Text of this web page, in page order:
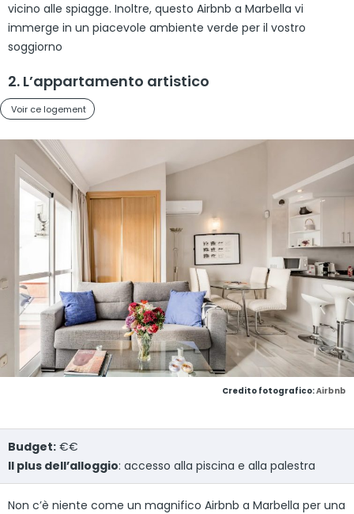
vicino alle spiagge. Inoltre, questo Airbnb a Marbella vi
immerge in un piacevole ambiente verde per il vostro
soggiorno
2. L’appartamento artistico
Voir ce logement
Credito fotografico:Airbnb
Budget: €€
Il plus dell’alloggio: accesso alla piscina e alla palestra
Non c’è niente come un magnifico Airbnb a Marbella per una